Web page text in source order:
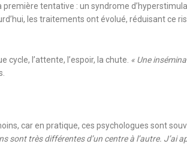
première tentative : un syndrome
les traitements ont évolué, réduisant ce
l’attente, l’espoir, la chute. « Une
car en pratique, ces psychologues sont
sont très différentes d’un centre à l’autre. J’ai